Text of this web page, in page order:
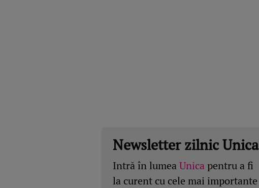
Newsletter zilnic Unica
Intră în lumeaUnica pentru a fi
la curent cu cele mai importante